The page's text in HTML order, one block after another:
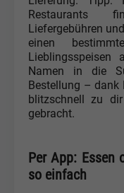
Restaurants
Liefergebühren
einen
Lieblingsspeisen
Namen in die
Bestellung – dank
blitzschnell zu
gebracht.
Per App: Essen
so einfach